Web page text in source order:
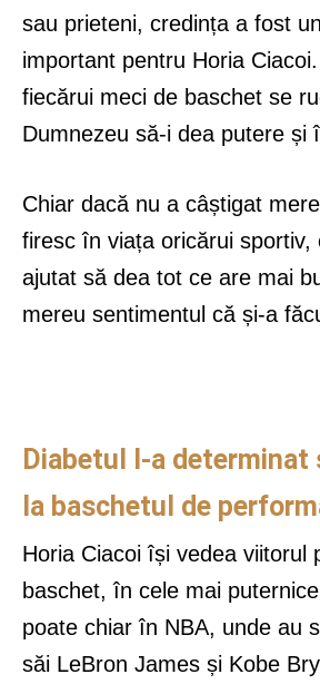
sau prieteni, credința a fost
important pentru Horia
fiecărui meci de baschet se
Dumnezeu să-i dea putere și
Chiar dacă nu a câștigat
firesc în viața oricărui sportiv,
ajutat să dea tot ce are mai
mereu sentimentul că și-a
Diabetul l-a determinat
la baschetul de
Horia Ciacoi își vedea viitorul
baschet, în cele mai
poate chiar în NBA, unde au
săi LeBron James și Kobe